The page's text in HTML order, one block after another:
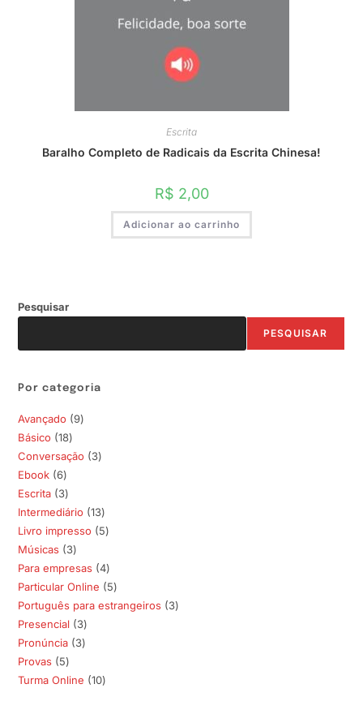
Escrita
Baralho Completo de Radicais da Escrita Chinesa!
R$ 2,00
Adicionar ao carrinho
Pesquisar
PESQUISAR
Por categoria
Avançado 99
Básico 1818
produtos
Conversação 33
Ebook 66
produtos
Escrita 33
produtos
Intermediário 1313
produtos
Livro impresso 55
Músicas 33
produtos
Para empresas 44
produtos
Particular Online 55
produtos
Português para estrangeiros 33
Presencial 33
produtos
Pronúncia 33
Provas 55
produtos
Turma Online 1010